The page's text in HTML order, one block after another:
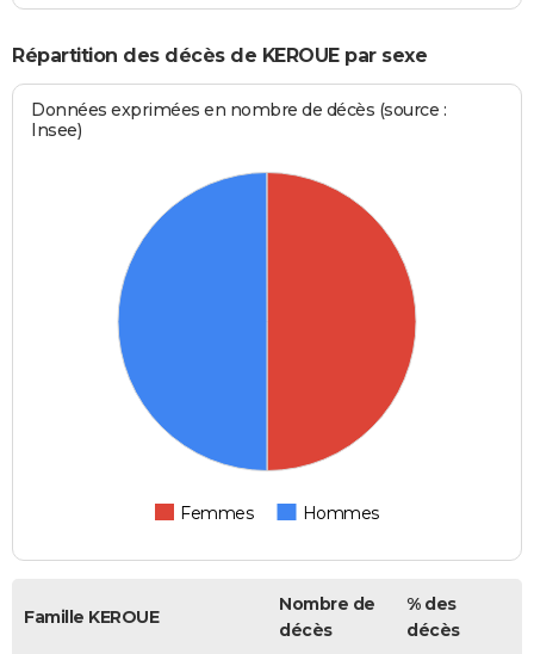
Répartition des décès de KEROUE par sexe
Données exprimées en nombre de décès (source :
Insee)
Femmes Hommes
Famille KEROUE
Nombre de
décès
% des
décès